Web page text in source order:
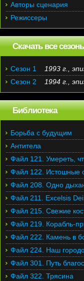
Авторы сценария
Режиссеры
Скачать все
Сезон 1
1993 г.,
Сезон 2
1994 г.,
Библиотека
Борьба с будущим
Антитела
Файл 121. Умереть,
Файл 122. Истошные
Файл 208. Одно
Файл 211. Excelsis Dei
Файл 215. Свежие
Файл 219. Корабль-
Файл 222. Камень в
Файл 224. Наш
Файл 301. Путь
Файл 322. Трясина